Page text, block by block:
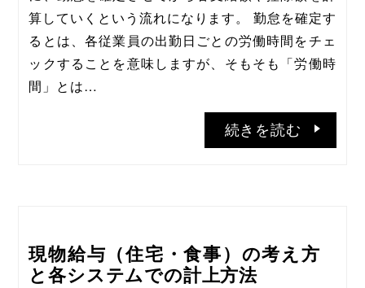
算していくという流れになります。 勤怠を確定す
るとは、各従業員の出勤日ごとの労働時間をチェ
ックすることを意味しますが、そもそも「労働時
間」とは…
続きを読む
現物給与（住宅・食事）の考え方
と各システムでの計上方法